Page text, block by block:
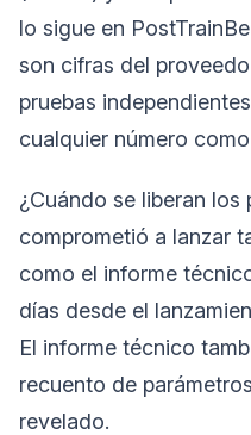
lo sigue en
son cifras del
pruebas
cualquier número
¿Cuándo se liberan los
comprometió a lanzar
como el informe
días desde el
El informe técnico
recuento de
revelado.